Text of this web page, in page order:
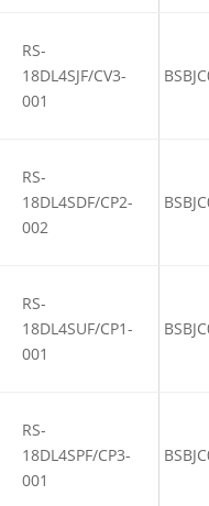
RS-
18DL4SJF/CV3-
001
RS-
18DL4SDF/CP2-
002
RS-
18DL4SUF/CP1-
001
RS-
18DL4SPF/CP3-
001